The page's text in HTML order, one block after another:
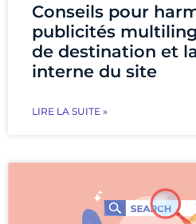
Conseils pour
publicités
de destination et
interne du site
LIRE LA SUITE »